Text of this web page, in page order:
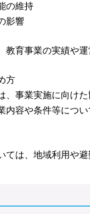
の維持
影響
育事業の実績や運
方
事業実施に向けた
容や条件等につい
は、地域利用や避